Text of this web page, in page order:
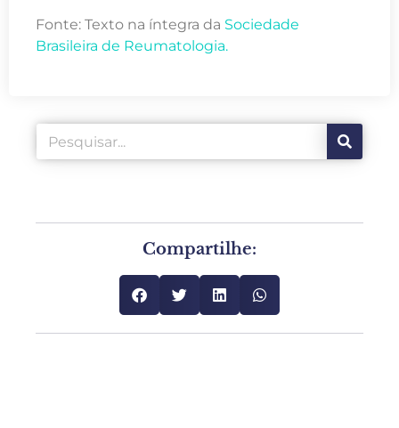
Fonte: Texto na íntegra da Sociedade
Brasileira de Reumatologia.
Compartilhe: